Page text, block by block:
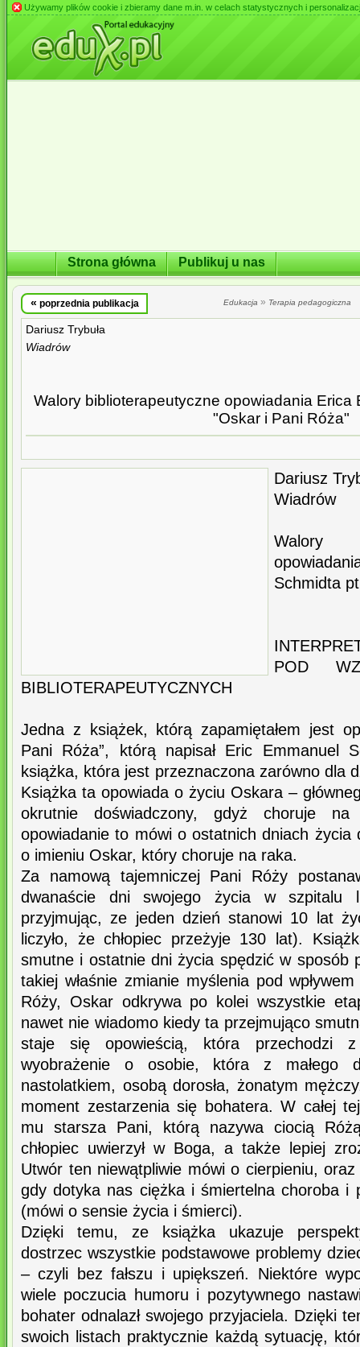
Używamy plików cookie i zbieramy dane m.in. w celach statystycznych i
Strona główna Publikuj u nas
« poprzednia publikacja Edukacja » Terapia pedagogiczna
Dariusz Trybuła
Wiadrów
Walory biblioterapeutyczne opowiadania Erica
"Oskar i Pani Róża"
Dariusz
Wiadrów
Walory
Schmidta
POD
BIBLIOTERAPEUTYCZNYCH
Jedna z książek, którą zapamiętałem jest
Pani Róża”, którą napisał Eric Emmanuel
książka, która jest przeznaczona zarówno dla
Książka ta opowiada o życiu Oskara –
okrutnie doświadczony, gdyż choruje na
opowiadanie to mówi o ostatnich dniach życia
o imieniu Oskar, który choruje na raka.
Za namową tajemniczej Pani Róży
dwanaście dni swojego życia w szpitalu
przyjmując, ze jeden dzień stanowi 10 lat
liczyło, że chłopiec przeżyje 130 lat).
smutne i ostatnie dni życia spędzić w sposób
takiej właśnie zmianie myślenia pod
Róży, Oskar odkrywa po kolei wszystkie
nawet nie wiadomo kiedy ta przejmująco
staje się opowieścią, która przechodzi
wyobrażenie o osobie, która z małego
nastolatkiem, osobą dorosła, żonatym
moment zestarzenia się bohatera. W całej
mu starsza Pani, którą nazywa ciocią
chłopiec uwierzył w Boga, a także lepiej
Utwór ten niewątpliwie mówi o cierpieniu,
gdy dotyka nas ciężka i śmiertelna choroba i
(mówi o sensie życia i śmierci).
Dzięki temu, ze książka ukazuje
dostrzec wszystkie podstawowe problemy
– czyli bez fałszu i upiększeń. Niektóre
wiele poczucia humoru i pozytywnego
bohater odnalazł swojego przyjaciela. Dzięki
swoich listach praktycznie każdą sytuację,